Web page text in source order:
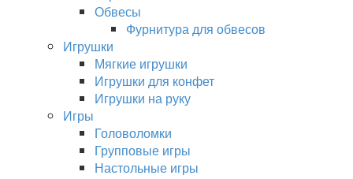
Обвесы
Фурнитура для обвесов
Игрушки
Мягкие игрушки
Игрушки для конфет
Игрушки на руку
Игры
Головоломки
Групповые игры
Настольные игры